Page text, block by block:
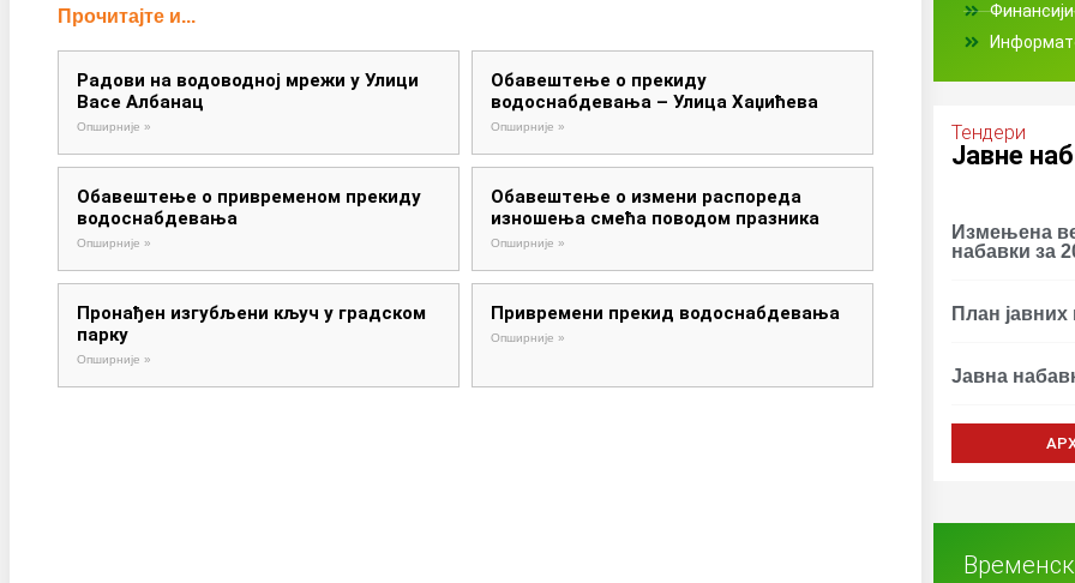
Прочитајте и...
Радови на водоводној мрежи у Улици
Васе Албанац
Опширније »
Обавештење о прекиду
водоснабдевања – Улица Хаџићева
Опширније »
Обавештење о привременом прекиду
водоснабдевања
Опширније »
Обавештење о измени распореда
изношења смећа поводом празника
Опширније »
Пронађен изгубљени кључ у градском
парку
Опширније »
Привремени прекид водоснабдевања
Опширније »
Тендери
Јавне
Измењенa
набавки за
План јавних
Јавна